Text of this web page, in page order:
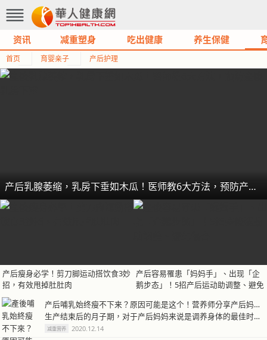
资讯 减重塑身 吃出健康 养生保健
首页 育婴亲子 产后护理
产后乳腺萎缩，乳房下垂如木瓜！医师教6大方法，预防产后乳房下垂
产后瘦身必学！剪刀脚运动搭饮食3妙
招，有效甩掉肚肚肉
产后容易罹患「妈妈手」、出现「企
鹅步态」！5招产后运动助调整、避免
产后哺乳始终瘦不下来？原因可能是这个！营养师分享产后妈妈适合的减肥法
生产结束后的月子期，对于产后妈妈来说是调养身体的最佳时机，各方面的营养…
减重营养 2020.12.14